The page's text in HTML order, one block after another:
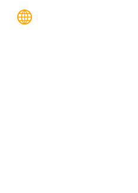
FRANÇAIS